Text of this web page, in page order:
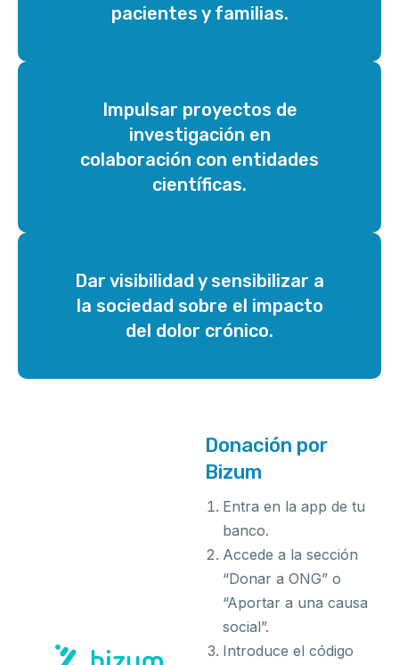
pacientes y familias.
Impulsar proyectos de
investigación en
colaboración con entidades
científicas.
Dar visibilidad y sensibilizar a
la sociedad sobre el impacto
del dolor crónico.
Donación por
Bizum
Entra en la app de tu
banco.
Accede a la sección
“Donar a ONG” o
“Aportar a una causa
social”.
Introduce el código